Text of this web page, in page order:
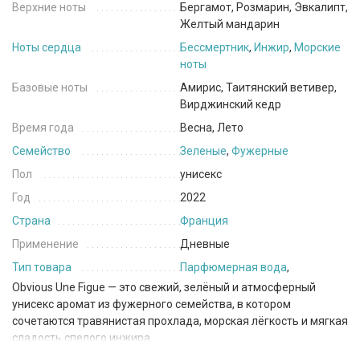
Верхние ноты
Бергамот, Розмарин, Эвкалипт,
Желтый мандарин
Ноты сердца
Бессмертник, Инжир, Морские
ноты
Базовые ноты
Амирис, Таитянский ветивер,
Вирджинский кедр
Время года
Весна, Лето
Семейство
Зеленые, Фужерные
Пол
унисекс
Год
2022
Страна
Франция
Применение
Дневные
Тип товара
Парфюмерная вода,
Obvious Une Figue — это свежий, зелёный и атмосферный
унисекс аромат из фужерного семейства, в котором
сочетаются травянистая прохлада, морская лёгкость и мягкая
сладость спелого инжира.